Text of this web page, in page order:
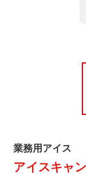
業
用
業務用アイス
アイスキャ